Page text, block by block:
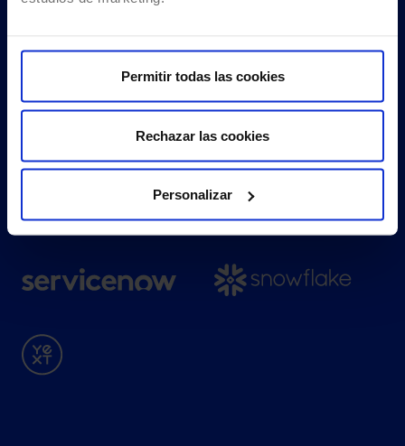
Permitir todas las cookies
Personalizar
Rechazar las cookies